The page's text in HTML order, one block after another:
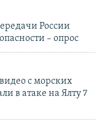
России
– опрос
с морских
в атаке на Ялту 7